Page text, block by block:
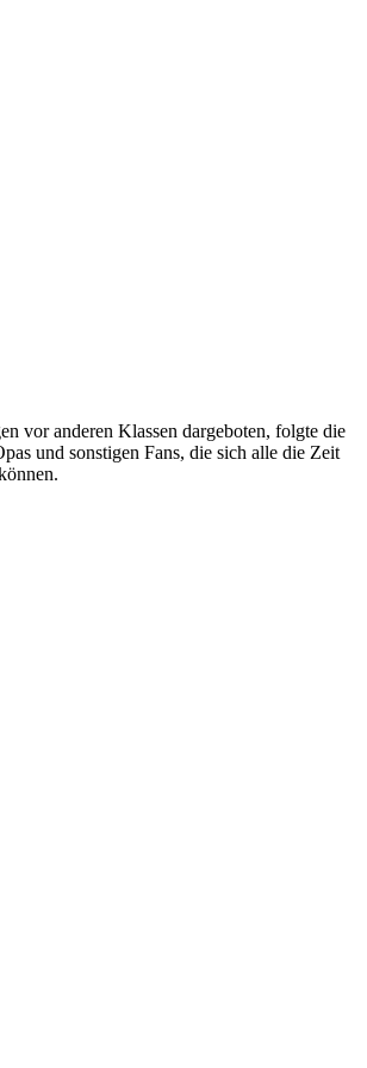
vor anderen Klassen dargeboten, folgte die
und sonstigen Fans, die sich alle die Zeit